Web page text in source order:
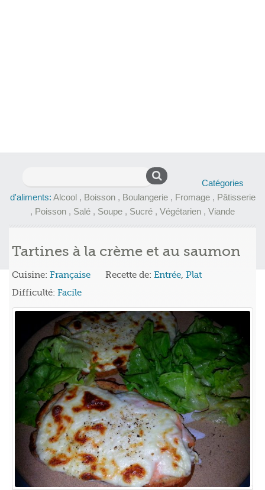
Catégories
d'aliments: Alcool , Boisson, Boulangerie, Fromage, Pâtisserie
, Poisson , Salé , Soupe , Sucré , Végétarien , Viande
Tartines à la crème et au saumon
Cuisine: Française Recette de: Entrée, Plat
Difficulté: Facile